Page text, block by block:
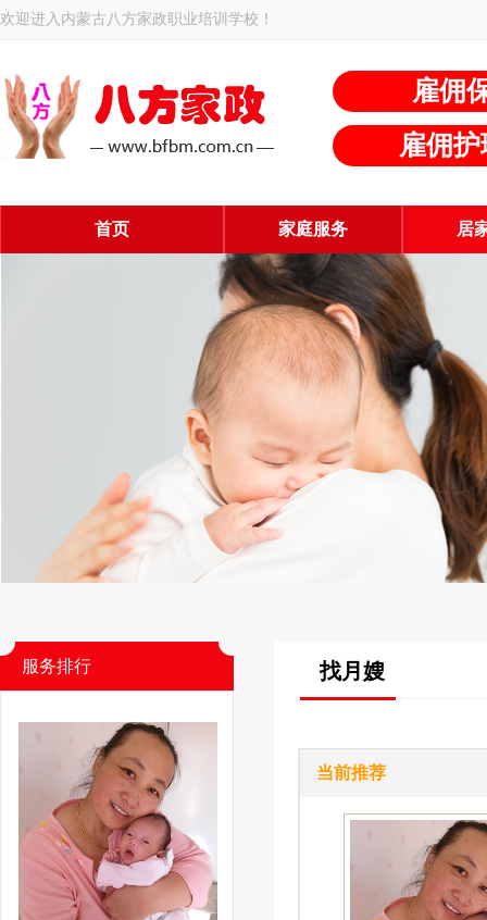
欢迎进入内蒙古八方家政职业培训学校！
雇佣
雇佣
首页 家庭服务 居
服务排行 找月嫂
当前推荐